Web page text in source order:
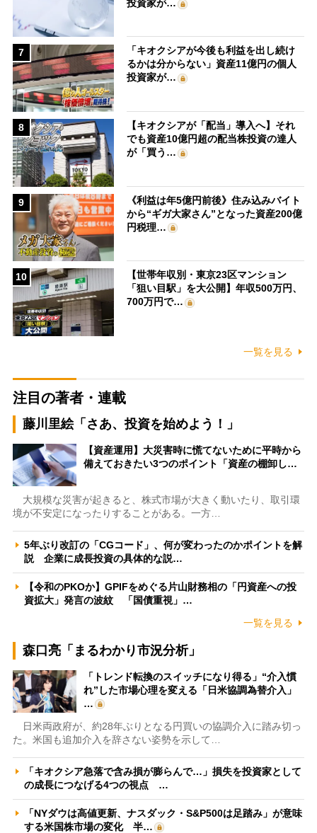
投資家が…
7
「キオクシアが今後も利益を出し続け
るかは分からない」資産11億円の個人
投資家が…
8
【キオクシアが「配当」導入へ】それ
でも資産10億円超の配当株投資の達人
が「買う…
9
《利益は年5億円前後》住み込みバイト
から“ギガ大家さん”となった資産200億
円税理…
10
【世帯年収別・東京23区マンション
「狙い目駅」を大公開】年収500万円、
700万円で…
一覧を見る
注目の著者・連載
藤川里絵「さあ、投資を始めよう！」
【資産運用】大災害時に慌てないために平時から
備えておきたい3つのポイント「資産の棚卸し…
大規模な災害が起きると、株式市場が大きく動いたり、取引環
境が不安定になったりすることがある。一方…
5年ぶり改訂の「CGコード」、何が変わったのかポイントを解
説 企業に成長投資の具体的な説…
【令和のPKOか】GPIFをめぐる片山財務相の「円資産への投
資拡大」発言の波紋 「国債重視」…
一覧を見る
森口亮「まるわかり市況分析」
「トレンド転換のスイッチになり得る」“介入慣
れ”した市場心理を変える「日米協調為替介入」
…
日米両政府が、約28年ぶりとなる円買いの協調介入に踏み切っ
た。米国も追加介入を辞さない姿勢を示して…
「キオクシア急落で含み損が膨らんで…」損失を投資家として
の成長につなげる4つの視点 …
「NYダウは高値更新、ナスダック・S&P500は足踏み」が意味
する米国株市場の変化 半…